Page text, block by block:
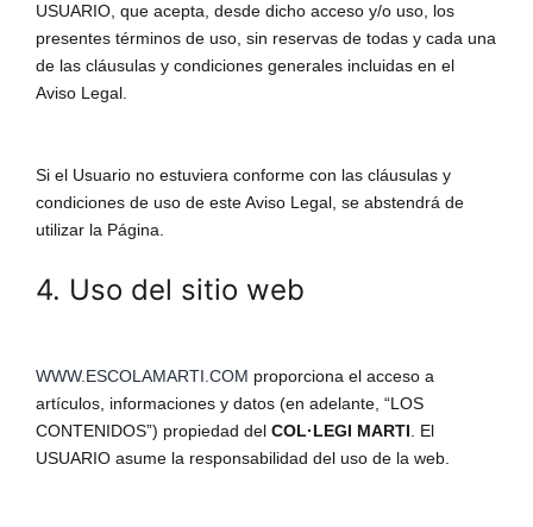
USUARIO, que acepta, desde dicho acceso y/o uso, los
presentes términos de uso, sin reservas de todas y cada una
de las cláusulas y condiciones generales incluidas en el
Aviso Legal.
Si el Usuario no estuviera conforme con las cláusulas y
condiciones de uso de este Aviso Legal, se abstendrá de
utilizar la Página.
4. Uso del sitio web
WWW.ESCOLAMARTI.COM proporciona el acceso a
artículos, informaciones y datos (en adelante, “LOS
CONTENIDOS”) propiedad del COL·LEGI MARTI . El
USUARIO asume la responsabilidad del uso de la web.